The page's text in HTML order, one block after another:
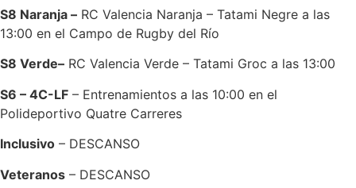
S8 Naranja – RC Valencia Naranja – Tatami Negre a las
13:00 en el Campo de Rugby del Río
S8 Verde– RC Valencia Verde – Tatami Groc a las 13:00
S6 – 4C-LF – Entrenamientos a las 10:00 en el
Polideportivo Quatre Carreres
Inclusivo – DESCANSO
Veteranos – DESCANSO